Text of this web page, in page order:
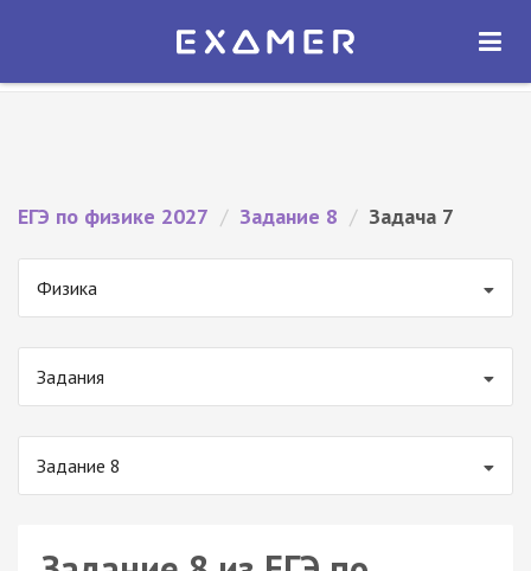
Экзамер — ЕГЭ 2027
ОТКРЫТЬ
ЕГЭ по физике 2027 / Задание 8 / Задача 7
Физика
Задания
Задание 8